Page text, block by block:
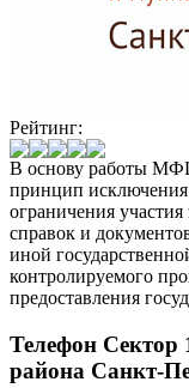
Рейтинг:
В основу работы
принцип
ограничения
справок и
иной
контролируемого
предоставления
Телефон
района Санкт-